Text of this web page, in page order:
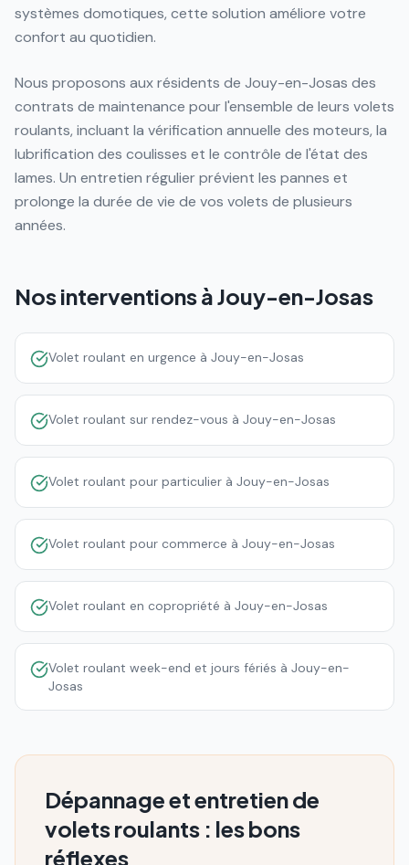
systèmes domotiques, cette solution améliore votre
confort au quotidien.
Nous proposons aux résidents de Jouy-en-Josas des
contrats de maintenance pour l'ensemble de leurs volets
roulants, incluant la vérification annuelle des moteurs, la
lubrification des coulisses et le contrôle de l'état des
lames. Un entretien régulier prévient les pannes et
prolonge la durée de vie de vos volets de plusieurs
années.
Nos interventions àJouy-en-Josas
Volet roulant en urgence à Jouy-en-Josas
Volet roulant sur rendez-vous à Jouy-en-Josas
Volet roulant pour particulier à Jouy-en-Josas
Volet roulant pour commerce à Jouy-en-Josas
Volet roulant en copropriété à Jouy-en-Josas
Volet roulant week-end et jours fériés à Jouy-en-
Josas
Dépannage et entretien de
volets roulants : les bons
réflexes